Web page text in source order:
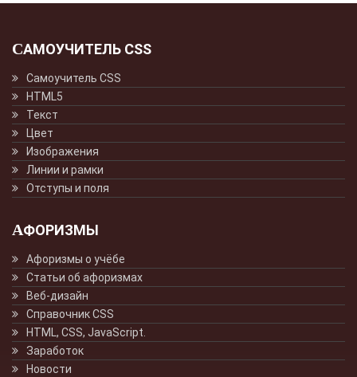
САМОУЧИТЕЛЬ CSS
Самоучитель CSS
HTML5
Текст
Цвет
Изображения
Линии и рамки
Отступы и поля
АФОРИЗМЫ
Афоризмы о учёбе
Статьи об афоризмах
Веб-дизайн
Справочник CSS
HTML, CSS, JavaScript.
Заработок
Новости